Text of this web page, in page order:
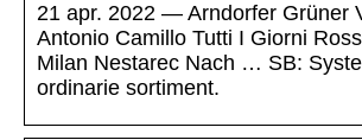
21 apr. 2022 — Arndorfer Grüner
Antonio Camillo Tutti I Giorni
Milan Nestarec Nach … SB:
ordinarie sortiment.